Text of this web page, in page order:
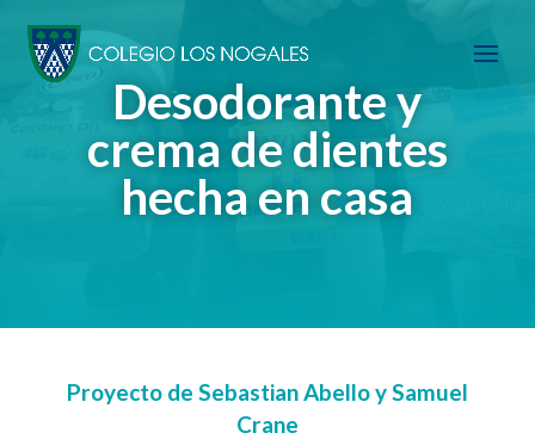
Desodorante y
crema de dientes
hecha en casa
Proyecto de Sebastian Abello y Samuel
Crane